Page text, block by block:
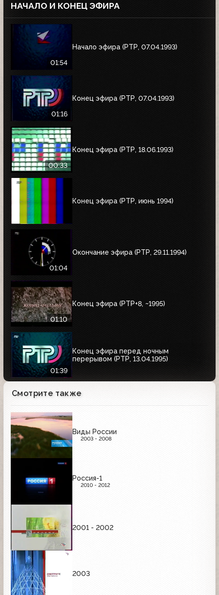
НАЧАЛО И КОНЕЦ ЭФИРА
01:54
Начало эфира (РТР, 07.04.1993)
01:16
Конец эфира (РТР, 07.04.1993)
00:33
Конец эфира (РТР, 18.06.1993)
Конец эфира (РТР, июнь 1994)
01:04
Окончание эфира (РТР, 29.11.1994)
01:10
Конец эфира (РТР+8, ~1995)
01:39
Конец эфира перед ночным
перерывом (РТР, 13.04.1995)
Смотрите также
Виды России
2003 - 2008
Россия-1
2010 - 2012
2001 - 2002
2003